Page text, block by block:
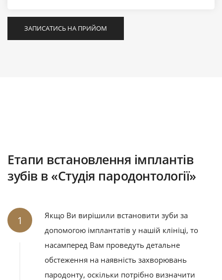
ЗАПИСАТИСЬ НА ПРИЙОМ
Етапи встановлення імплантів
зубів в «‎Студія пародонтології‎»
1
Якщо Ви вирішили встановити зуби за
допомогою імплантатів у нашій клініці, то
насамперед Вам проведуть детальне
обстеження на наявність захворювань
пародонту, оскільки потрібно визначити